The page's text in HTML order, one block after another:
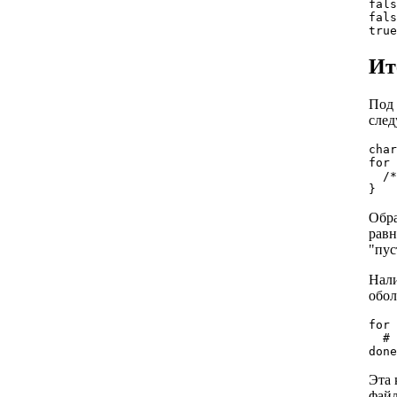
Под
for
/
for
#
Эта